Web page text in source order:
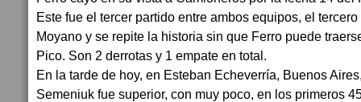
Este fue el tercer partido entre ambos equipos, el
Moyano y se repite la historia sin que Ferro puede
Pico. Son 2 derrotas y 1 empate en total.
En la tarde de hoy, en Esteban Echeverría, Buenos
Semeniuk fue superior, con muy poco, en los primeros